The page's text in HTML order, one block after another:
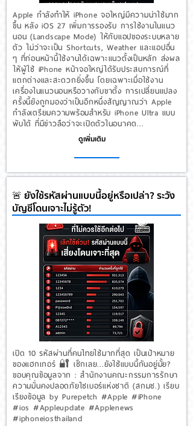
Apple กำลังทำให้ iPhone จอใหญ่มีความน่าใช้มาก
ขึ้น หลัง iOS 27 เพิ่มการรองรับ การใช้งานในแนว
นอน (Landscape Mode) ให้กับแอปของระบบหลาย
ตัว ไม่ว่าจะเป็น Shortcuts, Weather และแอปอื่น
ๆ ที่ก่อนหน้านี้ใช้งานได้เฉพาะแนวตั้งเป็นหลัก ส่งผล
ให้ผู้ใช้ iPhone หน้าจอใหญ่ได้รับประสบการณ์ที่
แตกต่างและสะดวกยิ่งขึ้น โดยเฉพาะเมื่อใช้งาน
เครื่องในแนวนอนหรือวางกับขาตั้ง การเปลี่ยนแปลง
ครั้งนี้ยังถูกมองว่าเป็นอีกหนึ่งสัญญาณว่า Apple
กำลังเตรียมความพร้อมสำหรับ iPhone Ultra แบบ
พับได้ ที่มีข่าวลือว่าจะเปิดตัวในอนาคต...
ดูเพิ่มเติม
🚨 ยังใช้รหัสผ่านแบบนี้อยู่หรือเปล่า? ระวัง
บัญชีโดนเจาะไม่รู้ตัว!
เปิด 10 รหัสผ่านที่คนไทยใช้มากที่สุด เป็นเป้าหมาย
ของแฮกเกอร์ 🔐 เช็กเลย...ยังใช้แบบนี้กันอยู่มั้ย?
ขอบคุณข้อมูลจาก : สํานักงานคณะกรรมการรักษา
ความมั่นคงปลอดภัยไซเบอร์แห่งชาติ (สกมช.) เรียบ
เรียงข้อมูล by Purepetch #Apple #iPhone
#ios #Appleupdate #Applenews
#iphoneiosthailand